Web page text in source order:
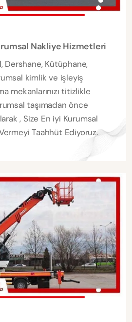
Nakliye Hizmetleri
Dershane, Kütüphane,
kimlik ve işleyiş
mekanlarınızı titizlikle
taşımadan önce
, Size En iyi Kurumsal
Taahhüt Ediyoruz.